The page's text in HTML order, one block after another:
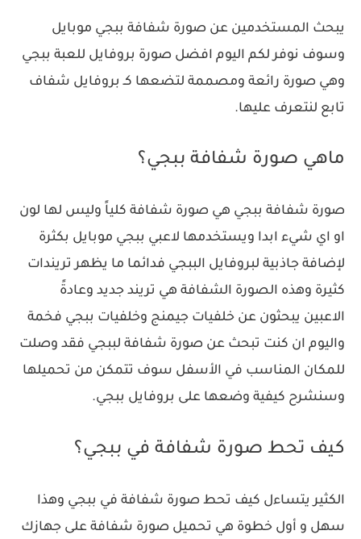
يبحث المستخدمين عن صورة شفافة ببجي موبايل
وسوف نوفر لكم اليوم افضل صورة بروفايل للعبة ببجي
وهي صورة رائعة ومصممة لتضعها كـ بروفايل شفاف
تابع لنتعرف عليها.
ماهي صورة شفافة ببجي؟
صورة شفافة ببجي هي صورة شفافة كلياً وليس لها لون
او اي شيء ابدا ويستخدمها لاعبي ببجي موبايل بكثرة
لإضافة جاذبية لبروفايل الببجي فدائما ما يظهر تريندات
كثيرة وهذه الصورة الشفافة هي تريند جديد وعادةً
الاعبين يبحثون عن خلفيات جيمنج وخلفيات ببجي فخمة
واليوم ان كنت تبحث عن صورة شفافة لببجي فقد وصلت
للمكان المناسب في الأسفل سوف تتمكن من تحميلها
وسنشرح كيفية وضعها على بروفايل ببجي.
كيف تحط صورة شفافة في ببجي؟
الكثير يتساءل كيف تحط صورة شفافة في ببجي وهذا
سهل و أول خطوة هي تحميل صورة شفافة على جهازك